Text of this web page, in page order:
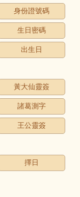
身份證號碼
生日密碼
出生日
黃大仙靈簽
諸葛測字
王公靈簽
擇日